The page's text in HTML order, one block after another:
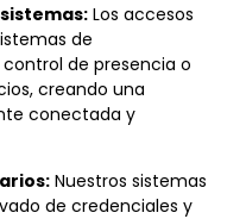
Los accesos
de
de presencia o
creando una
conectada y
Nuestros sistemas
de credenciales y